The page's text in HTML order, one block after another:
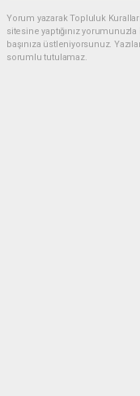
Yorum yazarak Topluluk
sitesine yaptığınız
başınıza üstleniyorsunuz.
sorumlu tutulamaz.